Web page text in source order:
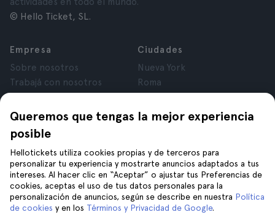
Queremos que tengas la mejor experiencia
posible
Hellotickets utiliza cookies propias y de terceros para
personalizar tu experiencia y mostrarte anuncios adaptados a tus
intereses. Al hacer clic en “Aceptar” o ajustar tus Preferencias de
cookies, aceptas el uso de tus datos personales para la
personalización de anuncios, según se describe en nuestra Política
de cookies y en los Términos y Privacidad de Google.
© Hello Ticket, SL.
Empresa
Sobre nosotros
Trabajá con nosotros
Opiniones
Privacidad
Términos y Condiciones
Aviso Legal
Cookies
Ciudades
Nueva York
Roma
Londres
Granada
Tenerife
Ayuda
Unite a nosotros en